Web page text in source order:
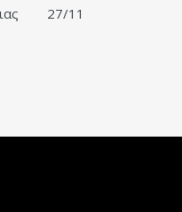
27/11